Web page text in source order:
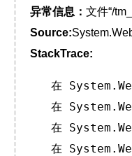
异常信息： 文件“/
Source:
StackTrace:
在
在
在
在